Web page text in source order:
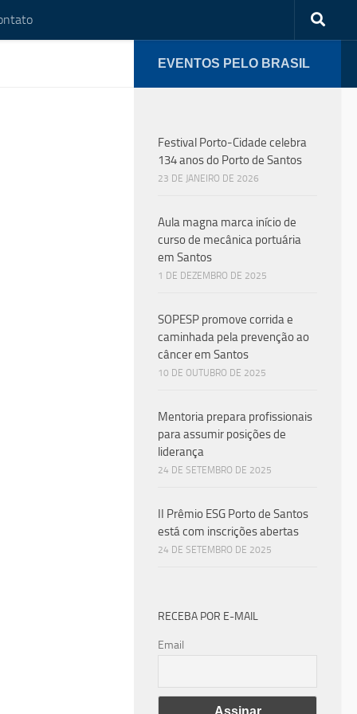
EVENTOS PELO BRASIL
Festival Porto-Cidade celebra
134 anos do Porto de Santos
23 DE JANEIRO DE 2026
Aula magna marca início de
curso de mecânica portuária
em Santos
1 DE DEZEMBRO DE 2025
SOPESP promove corrida e
caminhada pela prevenção ao
câncer em Santos
10 DE OUTUBRO DE 2025
Mentoria prepara profissionais
para assumir posições de
liderança
24 DE SETEMBRO DE 2025
II Prêmio ESG Porto de Santos
está com inscrições abertas
24 DE SETEMBRO DE 2025
RECEBA POR E-MAIL
Email